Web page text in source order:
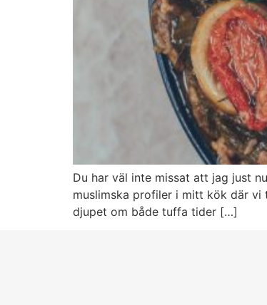
Du har väl inte missat att jag just
muslimska profiler i mitt kök där vi
djupet om både tuffa tider […]